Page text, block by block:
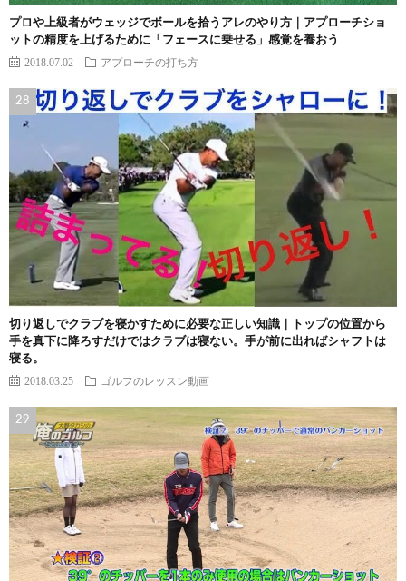
プロや上級者がウェッジでボールを拾うアレのやり方｜アプローチショ
ットの精度を上げるために「フェースに乗せる」感覚を養おう
2018.07.02 アプローチの打ち方
切り返しでクラブを寝かすために必要な正しい知識｜トップの位置から
手を真下に降ろすだけではクラブは寝ない。手が前に出ればシャフトは
寝る。
2018.03.25 ゴルフのレッスン動画